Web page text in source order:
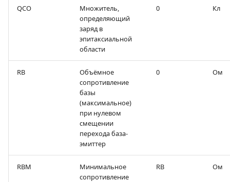
QCO
Множитель,
определяющий
заряд в
эпитаксиальной
области
0 Кл
RB
Объёмное
сопротивление
базы
(максимальное)
при нулевом
смещении
перехода база-
эмиттер
0 Ом
RBM
Минимальное
сопротивление
RB Ом